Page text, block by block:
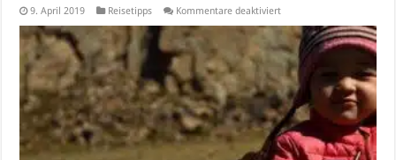
9. April 2019 Reisetipps Kommentare deaktiviertfür
Traditionen
in
Argentinien
entdecken